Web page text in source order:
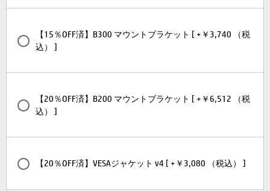
【15％OFF済】B300 マウントブラケット [ +￥3,740 （税
込） ]
【20％OFF済】B200 マウントブラケット [ +￥6,512 （税
込） ]
【20％OFF済】VESAジャケット v4 [ +￥3,080 （税込） ]